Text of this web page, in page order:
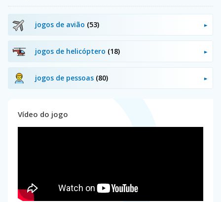
jogos de avião (53)
jogos de helicóptero (18)
jogos de pessoas (80)
Vídeo do jogo